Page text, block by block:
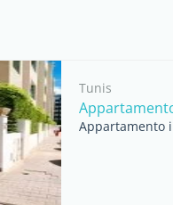
Tunis
Appartamento